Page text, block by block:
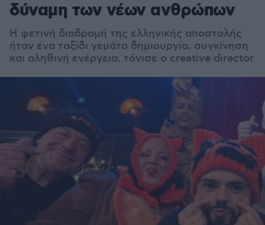
δύναμη των νέων ανθρώπων
Η φετινή διαδρομή της ελληνικής αποστολής
ήταν ένα ταξίδι γεμάτο δημιουργία, συγκίνηση
και αληθινή ενέργεια, τόνισε ο creative director